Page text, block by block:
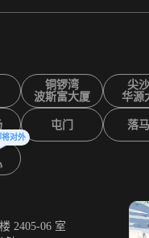
铜锣湾
波斯富大厦
尖
华源
屯门 落
将对外
2405-06 室